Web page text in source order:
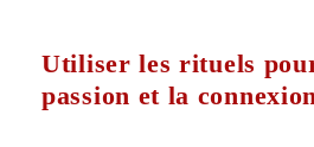
Utiliser les rituels
passion et la